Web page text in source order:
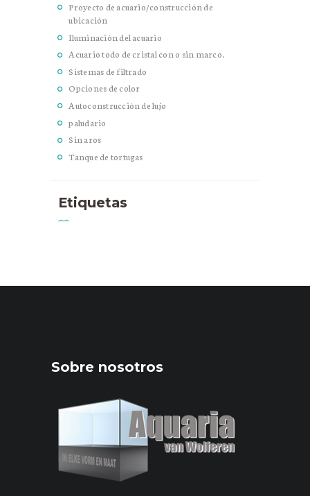
Proyecto de acuario/construcción de
ubicación
Iluminación del acuario
Acuario todo de cristal con o sin marco.
Sistemas de filtrado
Opciones de color
Autoconstrucción de lujo
paludario
Sin aros
Tanque de tortugas
Etiquetas
Sobre nosotros